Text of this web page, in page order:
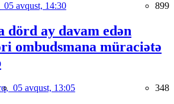
05 avqust, 14:30 899
dörd ay davam edən
ombudsmana müraciətə
05 avqust, 13:05 348